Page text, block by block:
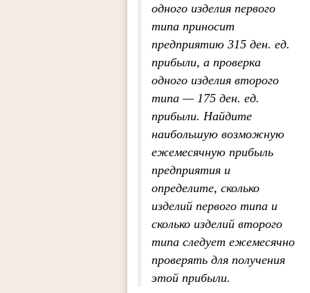
одного изделия первого
типа приносит
предприятию 315 ден. ед.
прибыли, а проверка
одного изделия второго
типа — 175 ден. ед.
прибыли. Найдите
наибольшую возможную
ежемесячную прибыль
предприятия и
определите, сколько
изделий первого типа и
сколько изделий второго
типа следует ежемесячно
проверять для получения
этой прибыли.